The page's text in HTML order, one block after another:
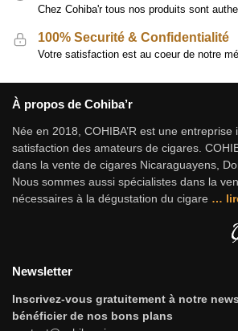
Chez Cohiba'r tous nos produits sont
100% Securité & Confidentialité
Votre satisfaction est au coeur de notre
À propos de Cohiba’r
Née en 2018, COHIBA’R est une
satisfaction des amateurs de cigares.
dans la vente de cigares Nicaraguayens,
Nous sommes aussi spécialistes dans la
nécessaires à la dégustation du cigare …
Newsletter
Inscrivez-vous gratuitement à notre
bénéficier de nos bons plans